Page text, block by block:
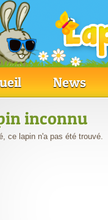
News
inconnu
ce lapin n'a pas été trouvé.